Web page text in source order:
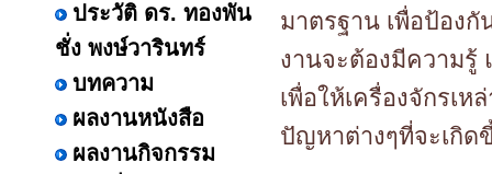
ประวัติ ดร. ทองพัน
ชั่ง พงษ์วารินทร์
บทความ
ผลงานหนังสือ
ผลงานกิจกรรม
มาตรฐาน เพื่อป้อง
งานจะต้องมีความรู้
เพื่อให้เครื่องจักรเ
ปัญหาต่างๆที่จะเกิด